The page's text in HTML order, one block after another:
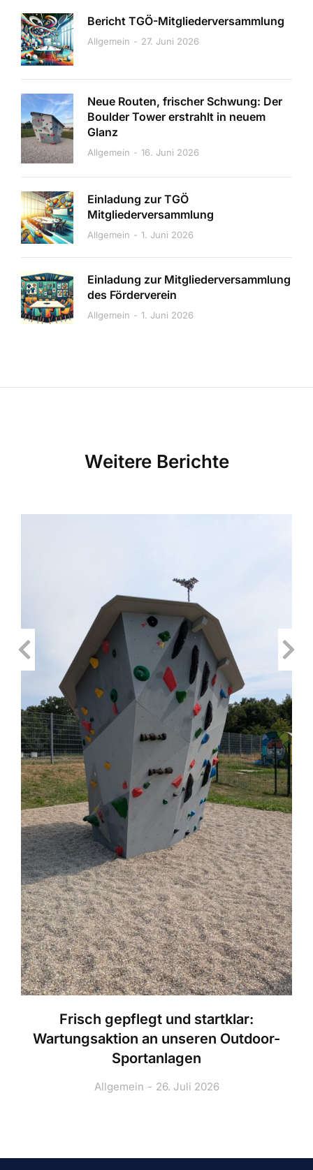
Bericht TGÖ-Mitgliederversammlung
Allgemein 27. Juni 2026
Neue Routen, frischer Schwung: Der
Boulder Tower erstrahlt in neuem
Glanz
Allgemein 16. Juni 2026
Einladung zur TGÖ
Mitgliederversammlung
Allgemein 1. Juni 2026
Einladung zur Mitgliederversammlung
des Förderverein
Allgemein 1. Juni 2026
Weitere Berichte
Frisch gepflegt und startklar:
Wartungsaktion an unseren Outdoor-
Sportanlagen
Allgemein 26. Juli 2026